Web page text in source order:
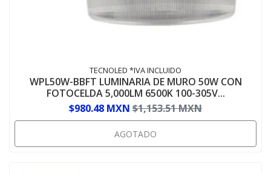
TECNOLED *IVA INCLUIDO
WPL50W-BBFT LUMINARIA DE MURO 50W CON
FOTOCELDA 5,000LM 6500K 100-305V...
$980.48 MXN $1,153.51 MXN
AGOTADO